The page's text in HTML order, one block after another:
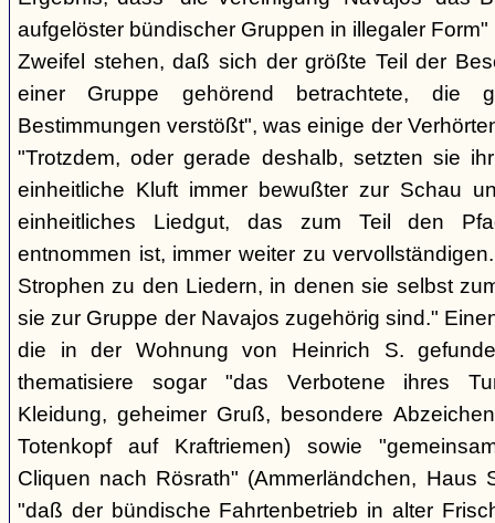
aufgelöster bündischer Gruppen in illegaler
Zweifel stehen, daß sich der größte Teil der
einer Gruppe gehörend betrachtete, die
Bestimmungen verstößt", was einige der
"Trotzdem, oder gerade deshalb, setzten sie
einheitliche Kluft immer bewußter zur Schau
einheitliches Liedgut, das zum Teil den
entnommen ist, immer weiter zu
Strophen zu den Liedern, in denen sie selbst
sie zur Gruppe der Navajos zugehörig sind."
die in der Wohnung von Heinrich S.
thematisiere sogar "das Verbotene ihres
Kleidung, geheimer Gruß, besondere
Totenkopf auf Kraftriemen) sowie
Cliquen nach Rösrath" (Ammerländchen, Haus
"daß der bündische Fahrtenbetrieb in alter